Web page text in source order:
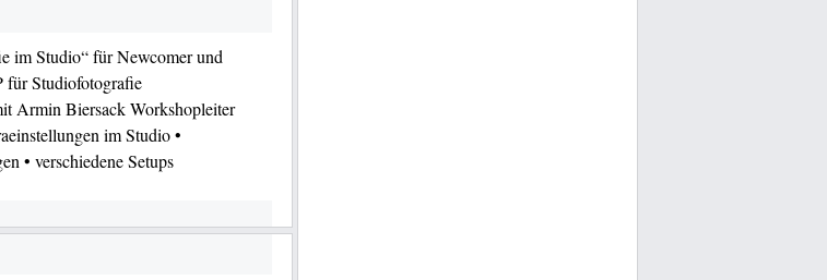
im Studio“ für Newcomer und
Studiofotografie
Armin Biersack Workshopleiter
im Studio •
• verschiedene Setups